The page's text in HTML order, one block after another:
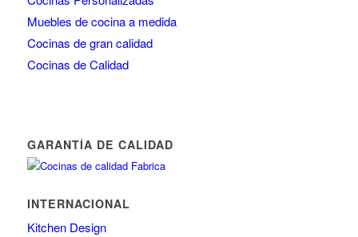
Muebles de cocina a medida
Cocinas de gran calidad
Cocinas de Calidad
GARANTÍA DE CALIDAD
INTERNACIONAL
Kitchen Design